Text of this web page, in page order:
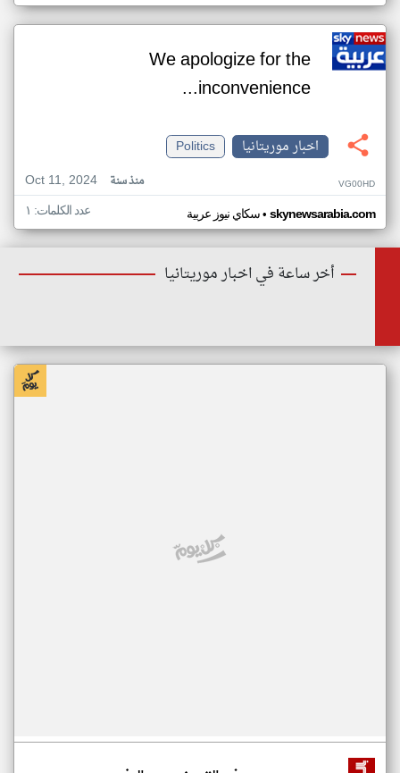
We apologize for the
inconvenience...
اخبار موريتانيا
Politics
Oct 11, 2024
منذ سنة VG00HD
سكاي نيوز عربية• skynewsarabia.com عدد الكلمات: ١
أخر ساعة في اخبار موريتانيا